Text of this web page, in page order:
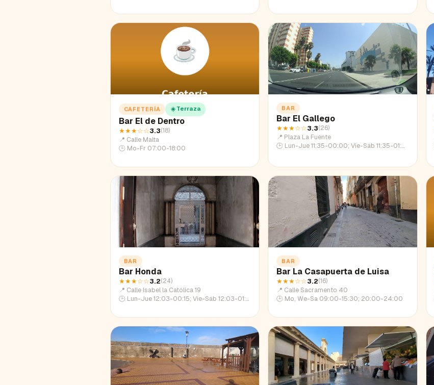
CAFETERÍA ☀️ Terraza
Bar El de Dentro
★★★☆☆3.3(18)
📍 Calle Malta
🕒 Mo-Fr 07:00-18:00
BAR
Bar El Gallego
★★★☆☆3.3(26)
📍 Plaza La Fuente
🕒 Lun-Jue 11:35-00:00; Vie-Sáb 11:35-01:33; Dom 11:35-23:00
BAR
Bar Honda
★★★☆☆3.2(24)
📍 Calle Isabel la Católica 19
🕒 Lun-Jue 12:03-00:15; Vie-Sáb 12:03-01:41; Dom 12:03-22:44
BAR
Bar La Casapuerta de Luisa
★★★☆☆3.2(16)
📍 Calle Sacramento 40
🕒 Mo, We-Sa 09:00-15:30; 20:00-24:00